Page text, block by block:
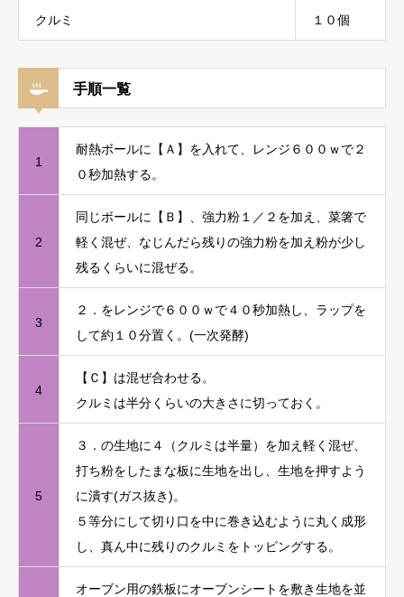
クルミ １０個
手順一覧
1
耐熱ボールに【Ａ】を入れて、レンジ６００ｗで２
０秒加熱する。
2
同じボールに【Ｂ】、強力粉１／２を加え、菜箸で
軽く混ぜ、なじんだら残りの強力粉を加え粉が少し
残るくらいに混ぜる。
3
２．をレンジで６００ｗで４０秒加熱し、ラップを
して約１０分置く。(一次発酵)
4
【Ｃ】は混ぜ合わせる。
クルミは半分くらいの大きさに切っておく。
5
３．の生地に４（クルミは半量）を加え軽く混ぜ、
打ち粉をしたまな板に生地を出し、生地を押すよう
に潰す(ガス抜き)。
５等分にして切り口を中に巻き込むように丸く成形
し、真ん中に残りのクルミをトッピングする。
オーブン用の鉄板にオーブンシートを敷き生地を並